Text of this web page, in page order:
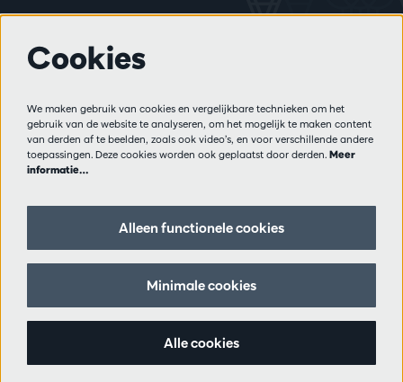
Privacy
Verkoopsvoorwaarden
Pers
Volg ons
Cookies
We maken gebruik van cookies en vergelijkbare technieken om het
gebruik van de website te analyseren, om het mogelijk te maken content
van derden af te beelden, zoals ook video’s, en voor verschillende andere
toepassingen. Deze cookies worden ook geplaatst door derden. Meer
informatie…
Alleen functionele cookies
Minimale cookies
Alle cookies